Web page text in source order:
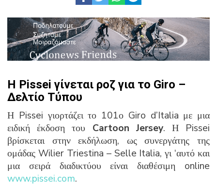
Η Pissei γίνεται ροζ για το Giro –
Δελτίο Τύπου
Η Pissei γιορτάζει το 101ο Giro d’Italia με μια
ειδική έκδοση του Cartoon Jersey. Η Pissei
βρίσκεται στην εκδήλωση, ως συνεργάτης της
ομάδας Wilier Triestina – Selle Italia, γι ‘αυτό και
μια σειρά διαδικτύου είναι διαθέσιμη online
www.pissei.com.